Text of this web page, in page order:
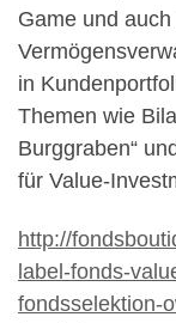
Game und
in
Themen wie
Burggraben“
für Value-
http://
label-fonds-
fondsselektion-